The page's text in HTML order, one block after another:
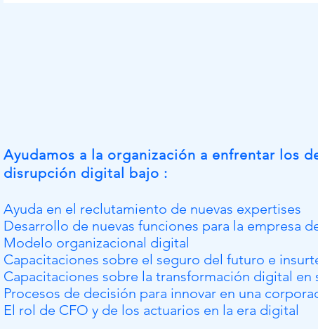
Ayudamos a la organización a enfrentar los
disrupción digital bajo :
Ayuda en el reclutamiento de nuevas expertises
Desarrollo de nuevas funciones para la empresa
Modelo organizacional digital
Capacitaciones sobre el seguro del futuro e
Capacitaciones sobre la transformación digital en
Procesos de decisión para innovar en una
El rol de CFO y de los actuarios en la era digital